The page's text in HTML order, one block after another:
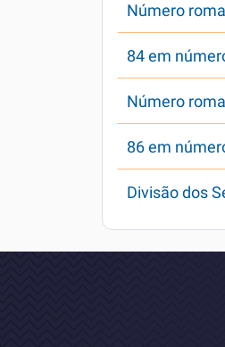
Número
84 em
Número
86 em
Divisão dos